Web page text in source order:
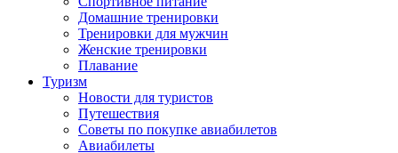
Домашние тренировки
Тренировки для мужчин
Женские тренировки
Плавание
Туризм
Новости для туристов
Путешествия
Советы по покупке авиабилетов
Авиабилеты